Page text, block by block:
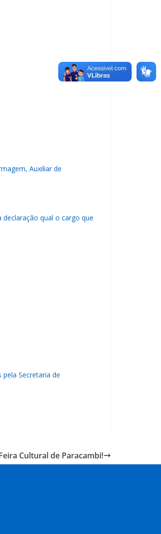
Auxiliar de
qual o cargo que
Secretaria de
Cultural de Paracambi!